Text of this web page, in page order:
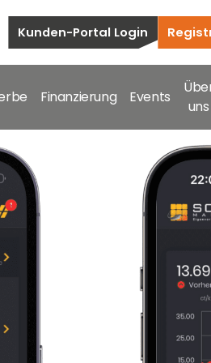
Kunden-Portal Login
Finanzierung Events
uns
Spektrum ab.
hin zu kommerziellen und